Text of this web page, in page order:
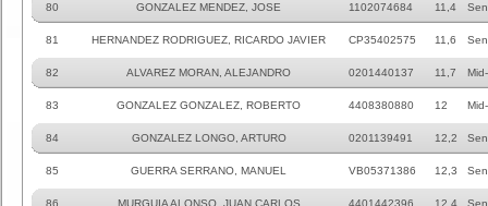
80 GONZALEZ MENDEZ, JOSE 1102074684 11,4
81 HERNANDEZ RODRIGUEZ, RICARDO JAVIER CP35402575 11,6
82 ALVAREZ MORAN, ALEJANDRO 0201440137 11,7
83 GONZALEZ GONZALEZ, ROBERTO 4408380880 12
84 GONZALEZ LONGO, ARTURO 0201139491 12,2
85 GUERRA SERRANO, MANUEL VB05371386 12,3
86 MURGUIA ALONSO, JUAN CARLOS 4401442396 12,4